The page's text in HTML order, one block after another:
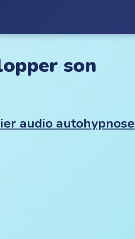
son
audio autohypnose